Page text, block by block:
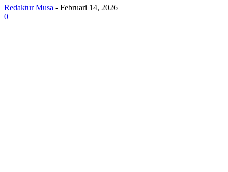
Redaktur Musa - Februari 14, 2026
0